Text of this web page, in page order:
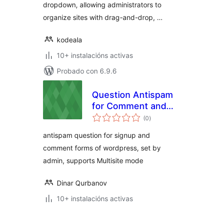
dropdown, allowing administrators to
organize sites with drag-and-drop, …
kodeala
10+ instalacións activas
Probado con 6.9.6
Question Antispam
for Comment and
Signup
(0valoracións
totais
)
antispam question for signup and
comment forms of wordpress, set by
admin, supports Multisite mode
Dinar Qurbanov
10+ instalacións activas